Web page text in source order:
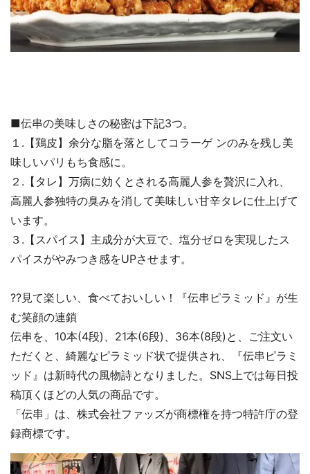
■伝串の美味しさの秘密は下記3つ。
１.【鶏皮】余分な脂を落としてコラーゲ ンのみを残し美
味しいパリもち食感に。
２.【タレ】万病に効くとされる高麗人参を贅沢に入れ、
高麗人参独特の臭みを消して美味しい甘辛タレに仕上げて
います。
３.【スパイス】主成分が大豆で、塩分ゼロを実現したス
パイスがやみつき感をUPさせます。
??見て楽しい、食べておいしい！『伝串ピラミッド』が生
む笑顔の連鎖
伝串を、10本(4段)、21本(6段)、36本(8段)と、ご注文い
ただくと、綺麗なピラミッド状で提供され、『伝串ピラミ
ッド』は新時代の風物詩となりました。SNS上では毎日投
稿頂くほどの人気の商品です。
「伝串」は、株式会社ファッズが商標権を持つ特許庁の登
録商標です。